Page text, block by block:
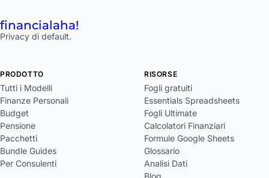
financialaha!
Privacy di default.
PRODOTTO
Tutti i Modelli
Finanze Personali
Budget
Pensione
Pacchetti
Bundle Guides
Per Consulenti
RISORSE
Fogli gratuiti
Essentials Spreadsheets
Fogli Ultimate
Calcolatori Finanziari
Formule Google Sheets
Glossario
Analisi Dati